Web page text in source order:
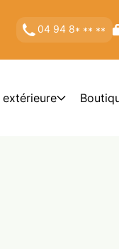
04 94 8* ** **